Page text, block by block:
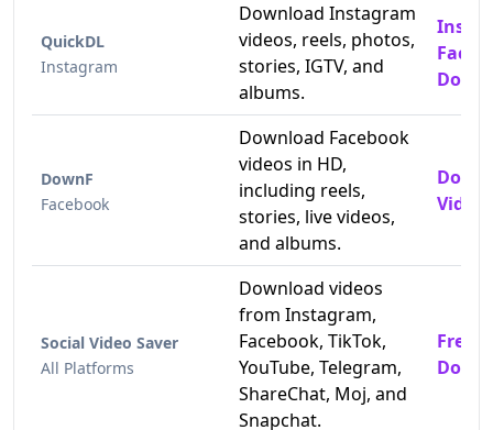
QuickDL
Instagram
Download Instagram
videos, reels, photos,
stories, IGTV, and
albums.
DownF
Facebook
Download Facebook
videos in HD,
including reels,
stories, live videos,
and albums.
Social Video Saver
All Platforms
Download videos
from Instagram,
Facebook, TikTok,
YouTube, Telegram,
ShareChat, Moj, and
Snapchat.
Free